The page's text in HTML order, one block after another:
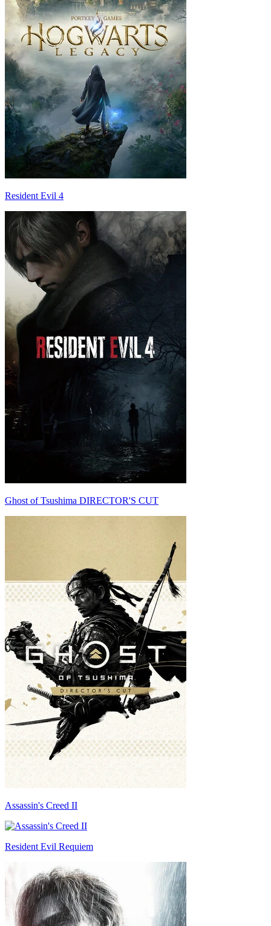
Resident Evil 4
Ghost of Tsushima DIRECTOR'S CUT
Assassin's Creed II
Resident Evil Requiem